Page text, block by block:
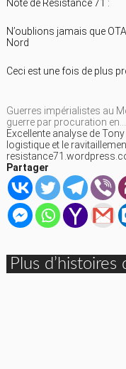
Note de Résistance 71 :
N’oublions jamais que
Nord
Ceci est une fois de plus
Guerres impérialistes au
guerre par procuration en…
Excellente analyse de
logistique et le
Partager
Plus d’histoires